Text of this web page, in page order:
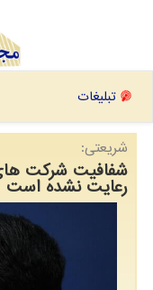
تبلیغات
شریعتی:
رعایت نشده است